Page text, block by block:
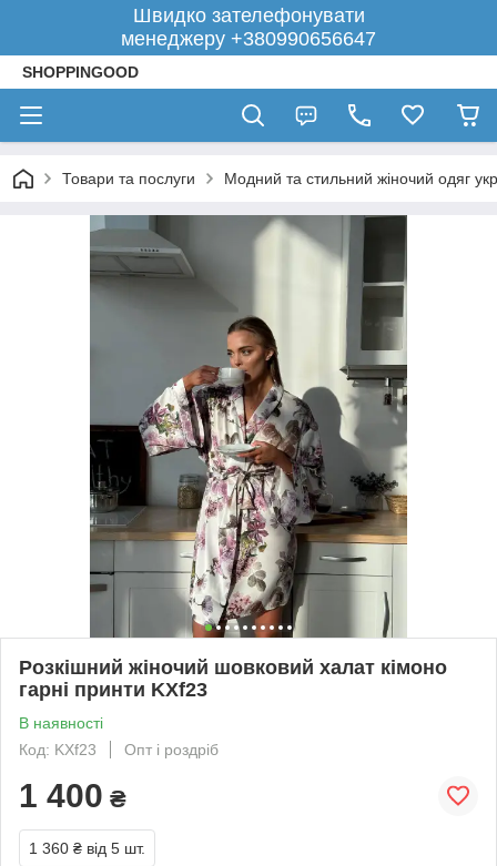
Швидко зателефонувати
менеджеру +380990656647
SHOPPINGOOD
Товари та послуги Модний та стильний жіночий одяг
Розкішний жіночий шовковий халат кімоно
гарні принти KXf23
В наявності
Код: KXf23
Опт і роздріб
1 400 ₴
1 360 ₴ від 5 шт.